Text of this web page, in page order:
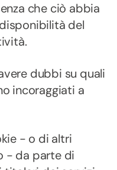
che ciò abbia
del
dubbi su quali
incoraggiati a
- o di altri
- da parte di